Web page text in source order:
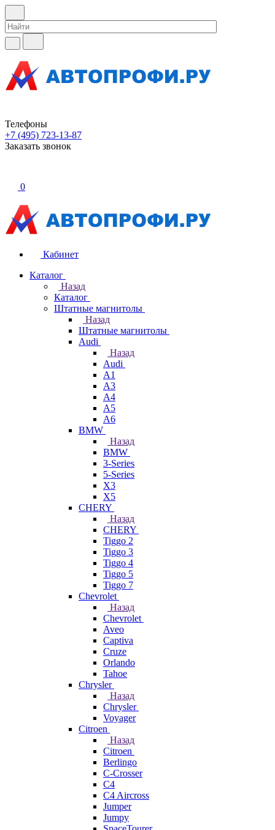
Телефоны
+7 (495) 723-13-87
Заказать звонок
0
Кабинет
Каталог
Назад
Каталог
Штатные магнитолы
Назад
Штатные магнитолы
Audi
Назад
Audi
A1
A3
A4
A5
A6
BMW
Назад
BMW
3-Series
5-Series
X3
X5
CHERY
Назад
CHERY
Tiggo 2
Tiggo 3
Tiggo 4
Tiggo 5
Tiggo 7
Chevrolet
Назад
Chevrolet
Aveo
Captiva
Cruze
Orlando
Tahoe
Chrysler
Назад
Chrysler
Voyager
Citroen
Назад
Citroen
Berlingo
C-Crosser
C4
C4 Aircross
Jumper
Jumpy